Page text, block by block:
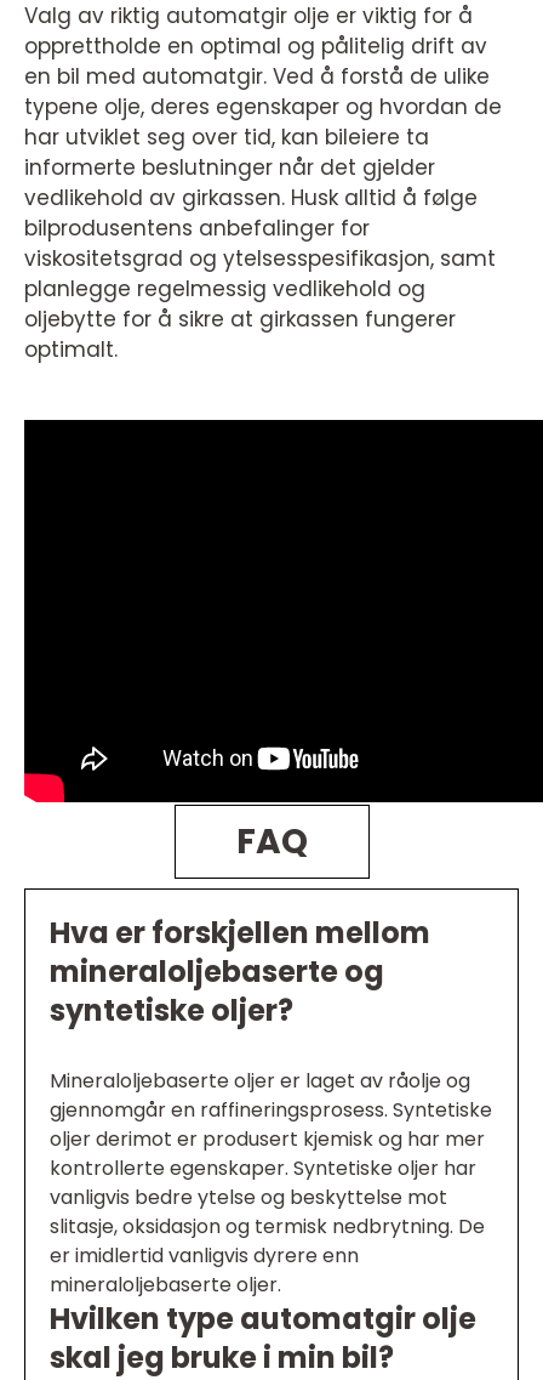
Valg av riktig automatgir olje er viktig for å
opprettholde en optimal og pålitelig drift av
en bil med automatgir. Ved å forstå de ulike
typene olje, deres egenskaper og hvordan de
har utviklet seg over tid, kan bileiere ta
informerte beslutninger når det gjelder
vedlikehold av girkassen. Husk alltid å følge
bilprodusentens anbefalinger for
viskositetsgrad og ytelsesspesifikasjon, samt
planlegge regelmessig vedlikehold og
oljebytte for å sikre at girkassen fungerer
optimalt.
FAQ
Hva er forskjellen mellom
mineraloljebaserte og
syntetiske oljer?
Mineraloljebaserte oljer er laget av råolje og
gjennomgår en raffineringsprosess. Syntetiske
oljer derimot er produsert kjemisk og har mer
kontrollerte egenskaper. Syntetiske oljer har
vanligvis bedre ytelse og beskyttelse mot
slitasje, oksidasjon og termisk nedbrytning. De
er imidlertid vanligvis dyrere enn
mineraloljebaserte oljer.
Hvilken type automatgir olje
skal jeg bruke i min bil?